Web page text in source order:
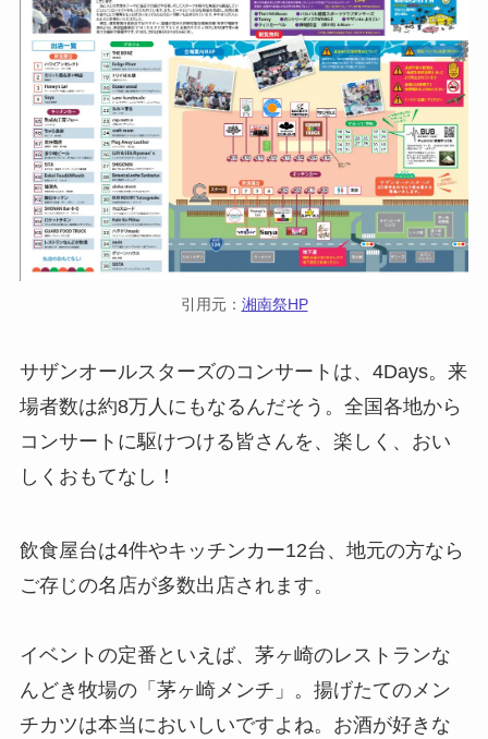
引用元： 湘南祭HP
サザンオールスターズのコンサートは、4Days。来
場者数は約8万人にもなるんだそう。全国各地から
コンサートに駆けつける皆さんを、楽しく、おい
しくおもてなし！
飲食屋台は4件やキッチンカー12台、地元の方なら
ご存じの名店が多数出店されます。
イベントの定番といえば、茅ヶ崎のレストランな
んどき牧場の「茅ヶ崎メンチ」。揚げたてのメン
チカツは本当においしいですよね。お酒が好きな